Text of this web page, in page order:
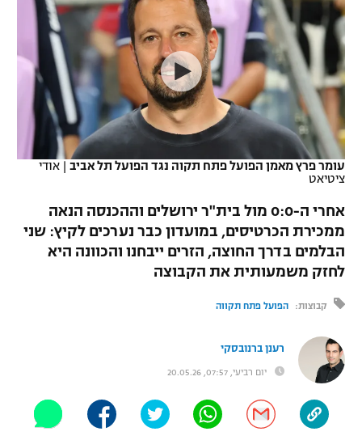
VOD
רץ ברשת
תוצאות
לוח שידורים
ברחבה
"מחצית בשכונה" – פודקאסט
נבחרת ישראל
מכבי חיפה
בית"ר ירושלים
מכבי תל אביב
הפועל תל אביב
הפועל חיפה
הפועל באר שבע
ליגה ספרדית
ליגה איטלקית
ליגה צרפתית
ליגה הולנדית
ליגה סינית
ליגה ברזילאית
ליגות נוספות
כדורסל נשים
מכבי תל אביב
הפועל חולון
הפועל ירושלים
דני אבדיה
יורוליג
יורוקאפ
טניס
כדוריד
כדורעף
שחייה
אגרוף
ספורט אולימפי
היאבקות WWE
עומר פרץ מאמן הפועל פתח תקוה נגד הפועל תל אביב | אודי
ציטיאט
אחרי ה-0:0 מול בית"ר ירושלים וההכנסה הנאה
ממכירת הכרטיסים, במועדון כבר נערכים לקיץ: שני
הבלמים בדרך החוצה, הזרים ייבחנו והכוונה היא
לחזק משמעותית את הקבוצה
קבוצות: הפועל פתח תקווה
רענן ברנובסקי
יום רביעי, 07:57, 20.05.26